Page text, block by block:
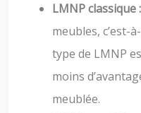
LMNP classique :
meubles, c’est-
type de LMNP
moins
meublée.